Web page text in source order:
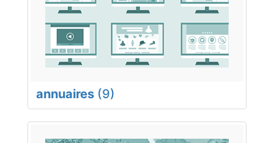
annuaires (9)